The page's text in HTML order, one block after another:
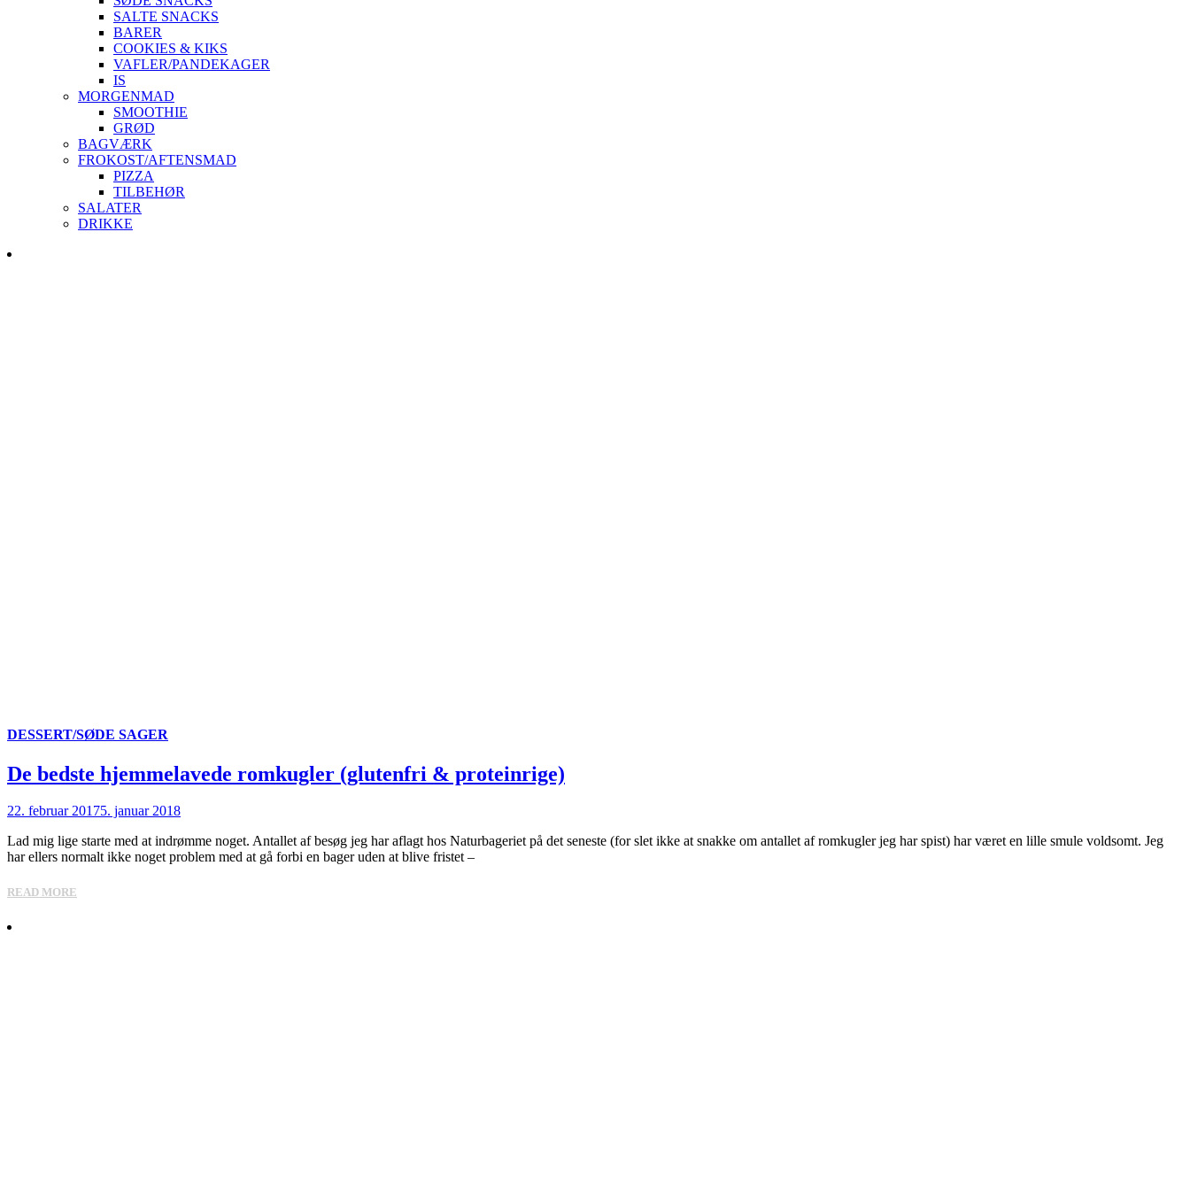
SALTE SNACKS
BARER
COOKIES & KIKS
VAFLER/PANDEKAGER
IS
MORGENMAD
SMOOTHIE
GRØD
BAGVÆRK
FROKOST/AFTENSMAD
PIZZA
TILBEHØR
SALATER
DRIKKE
Skip
DESSERT/SØDE SAGER
De bedste hjemmelavede romkugler (glutenfri & proteinrige)
22. februar 20175. januar 2018
Lad mig lige starte med at indrømme noget. Antallet af besøg jeg har aflagt hos Naturbageriet på det seneste (for slet ikke at snakke om antallet af romkugler jeg har spist) har været en lille smule voldsomt. Jeg
har ellers normalt ikke noget problem med at gå forbi en bager uden at blive fristet –
READ MORE